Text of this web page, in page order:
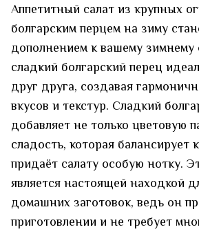
Аппетитный салат из крупных
болгарским перцем на зиму
дополнением к вашему зимнему
сладкий болгарский перец
друг друга, создавая
вкусов и текстур. Сладкий
добавляет не только цветовую
сладость, которая балансирует
придаёт салату особую нотку.
является настоящей находкой
домашних заготовок, ведь он
приготовлении и не требует